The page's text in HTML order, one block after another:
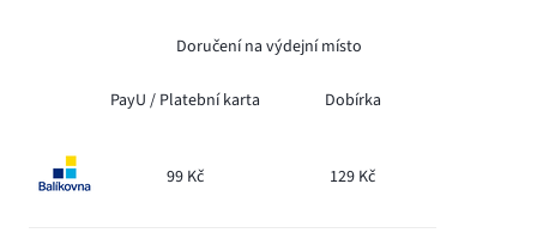
Doručení na výdejní místo
PayU / Platební karta Dobírka
99 Kč 129 Kč